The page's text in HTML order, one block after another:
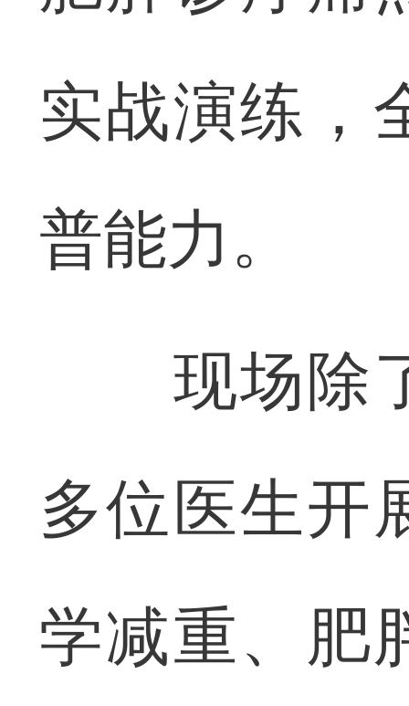
实战演练，
普能力。
现场除了
多位医生开
学减重、肥